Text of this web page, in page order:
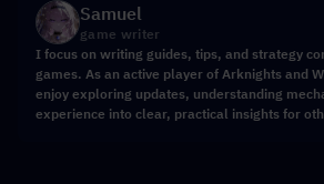
Samuel
game writer
I focus on writing guides, tips, and strategy
games. As an active player of Arknights and
enjoy exploring updates, understanding
experience into clear, practical insights for